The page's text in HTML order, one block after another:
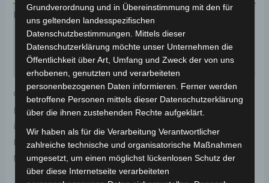
Beschreibung
Produktsicherheit
Rezensionen (0)
Original-Ersatzteil für das E-Lastendreirad Cargo Volt
(Modell: BP150, Hersteller: Saige). Der Türgriff mit
integriertem Schloss bietet Sicherheit und einfache
Handhabung. Weitere Informationen zum Fahrzeug
findest du hier: E-Lastendreirad Cargo Volt 3.0kW.
Grundverordnung und in Übereinstimmung mit den für
uns geltenden landesspezifischen
Datenschutzbestimmungen. Mittels dieser
Datenschutzerklärung möchte unser Unternehmen die
Öffentlichkeit über Art, Umfang und Zweck der von uns
erhobenen, genutzten und verarbeiteten
personenbezogenen Daten informieren. Ferner werden
betroffene Personen mittels dieser Datenschutzerklärung
über die ihnen zustehenden Rechte aufgeklärt.
Wir haben als für die Verarbeitung Verantwortlicher
zahlreiche technische und organisatorische Maßnahmen
umgesetzt, um einen möglichst lückenlosen Schutz der
über diese Internetseite verarbeiteten